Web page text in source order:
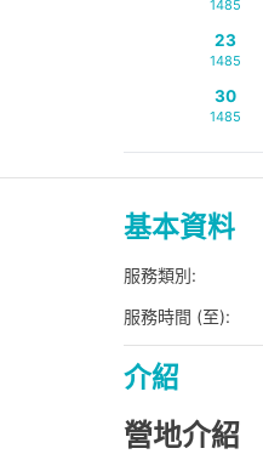
1485
23
1485
30
1485
基本資料
服務類別:
服務時間 (至):
介紹
營地介紹